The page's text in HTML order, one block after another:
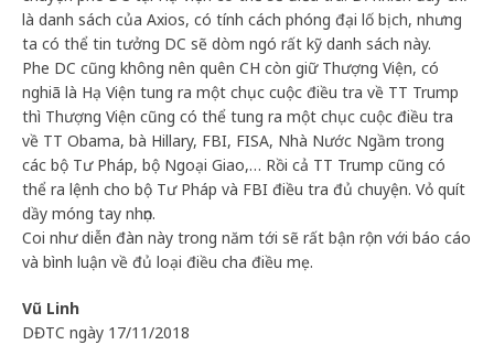
là danh sách của Axios, có tính cách phóng đại lố bịch, nhưng
ta có thể tin tưởng DC sẽ dòm ngó rất kỹ danh sách này.
Phe DC cũng không nên quên CH còn giữ Thượng Viện, có
nghiã là Hạ Viện tung ra một chục cuộc điều tra về TT Trump
thì Thượng Viện cũng có thể tung ra một chục cuộc điều tra
về TT Obama, bà Hillary, FBI, FISA, Nhà Nước Ngầm trong
các bộ Tư Pháp, bộ Ngoại Giao,… Rồi cả TT Trump cũng có
thể ra lệnh cho bộ Tư Pháp và FBI điều tra đủ chuyện. Vỏ quít
dầy móng tay nhọn.
Coi như diễn đàn này trong năm tới sẽ rất bận rộn với báo cáo
và bình luận về đủ loại điều cha điều mẹ.
Vũ Linh
DĐTC ngày 17/11/2018